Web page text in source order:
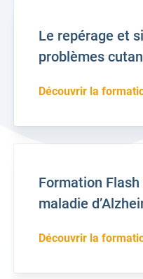
Le repérage et
problèmes
Découvrir la
Formation
maladie
Découvrir la